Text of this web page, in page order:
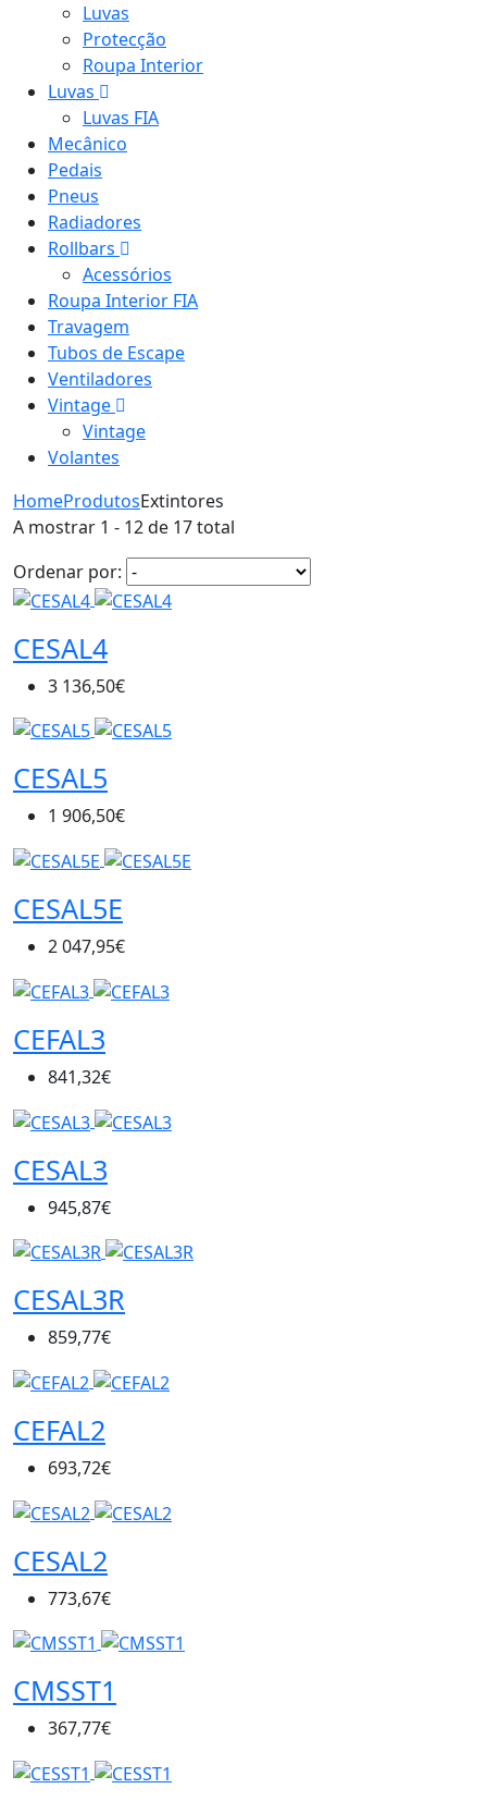
Luvas
Protecção
Roupa Interior
Luvas
Luvas FIA
Mecânico
Pedais
Pneus
Radiadores
Rollbars
Acessórios
Roupa Interior FIA
Travagem
Tubos de Escape
Ventiladores
Vintage
Vintage
Volantes
HomeProdutosExtintores
A mostrar 1 - 12 de 17 total
Ordenar por:
CESAL4
3 136,50€
CESAL5
1 906,50€
CESAL5E
2 047,95€
CEFAL3
841,32€
CESAL3
945,87€
CESAL3R
859,77€
CEFAL2
693,72€
CESAL2
773,67€
CMSST1
367,77€